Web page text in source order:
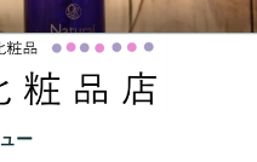
ー